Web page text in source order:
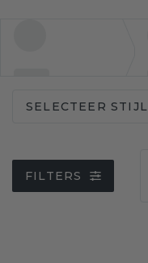
SELECTEER STIJL
FILTERS